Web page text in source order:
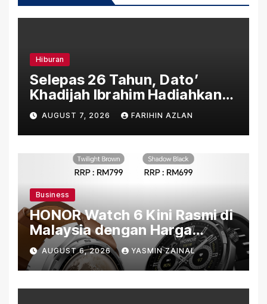
Hiburan
Selepas 26 Tahun, Dato’
Khadijah Ibrahim Hadiahkan
“Ibu Doa” sebagai Karya
Penuh Makna
AUGUST 7, 2026 FARIHIN AZLAN
Business
HONOR Watch 6 Kini Rasmi di
Malaysia dengan Harga
Bermula RM699
AUGUST 6, 2026 YASMIN ZAINAL